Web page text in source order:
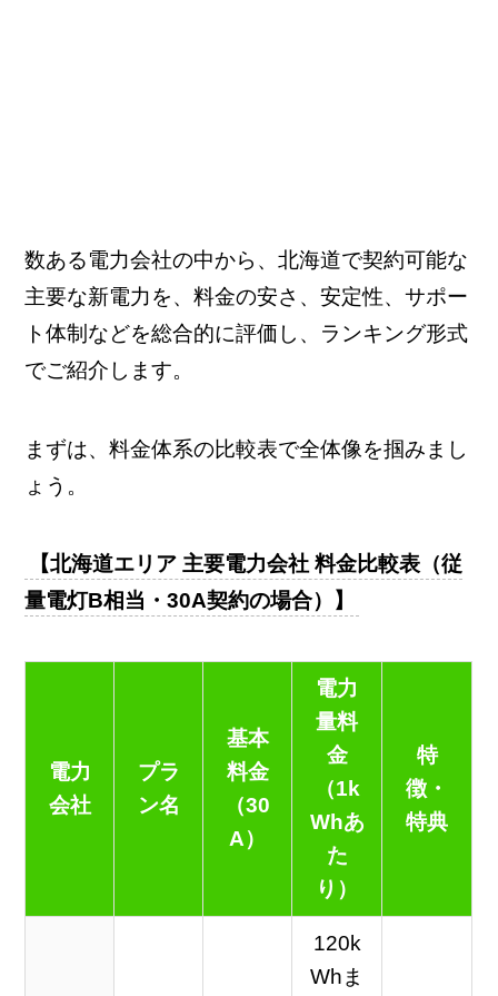
数ある電力会社の中から、北海道で契約可能な
主要な新電力を、料金の安さ、安定性、サポー
ト体制などを総合的に評価し、ランキング形式
でご紹介します。
まずは、料金体系の比較表で全体像を掴みまし
ょう。
【北海道エリア 主要電力会社 料金比較表（従
量電灯B相当・30A契約の場合）】
電力
会社
プラ
ン名
基本
料金
（30
A）
電力
量料
金
（1k
Whあ
た
り）
特
徴・
特典
120k
Whま